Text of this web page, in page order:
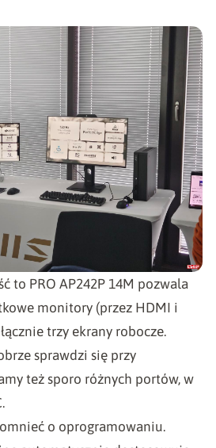
to PRO AP242P 14M pozwala
monitory (przez HDMI i
trzy ekrany robocze.
sprawdzi się przy
też sporo różnych portów, w
o oprogramowaniu.